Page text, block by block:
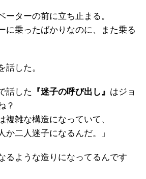
ーターの前に立ち止まる。
に乗ったばかりなのに、また乗る
話した。
話した 『迷子の呼び出し』 はジョ
？
複雑な構造になっていて、
か二人迷子になるんだ。」
るような造りになってるんです